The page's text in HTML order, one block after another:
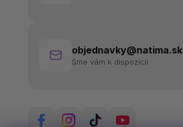
objednavky@natima.sk
Sme vám k dispozícii